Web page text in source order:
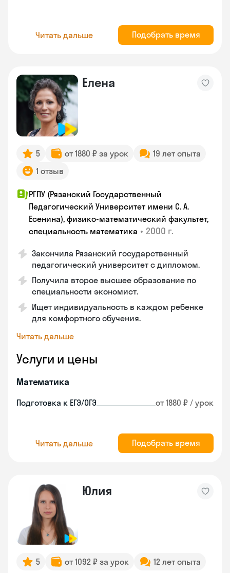
Читать дальше Подобрать время
Елена
5 от 1880 ₽ за урок
19 лет опыта
1 отзыв
РГПУ (Рязанский Государственный
Педагогический Университет имени С. А.
Есенина), физико-математический факультет,
специальность математика • 2000 г.
Закончилa Рязанский государственный
педагогический университет с дипломом.
Получила второе высшее образование по
специальности экономист.
Ищет индивидуальность в каждом ребенке
для комфортного обучения.
Читать дальше
Услуги и цены
Математика
Подготовка к ЕГЭ/ОГЭ от 1880 ₽ / урок
Читать дальше Подобрать время
Юлия
5 от 1092 ₽ за урок 12 лет опыта